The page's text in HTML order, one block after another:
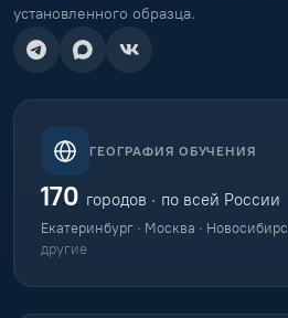
установленного образца.
ГЕОГРАФИЯ ОБУЧЕНИЯ
170 городов · по всей России
Екатеринбург · Москва ·
другие